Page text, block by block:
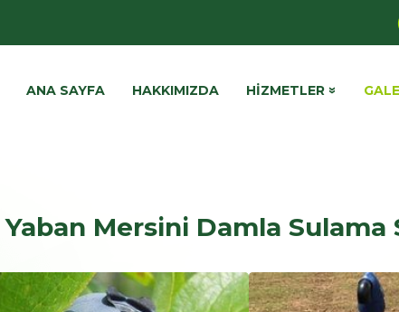
ANA SAYFA HAKKIMIZDA HIZMETLER
Yaban Mersini Damla Sulama